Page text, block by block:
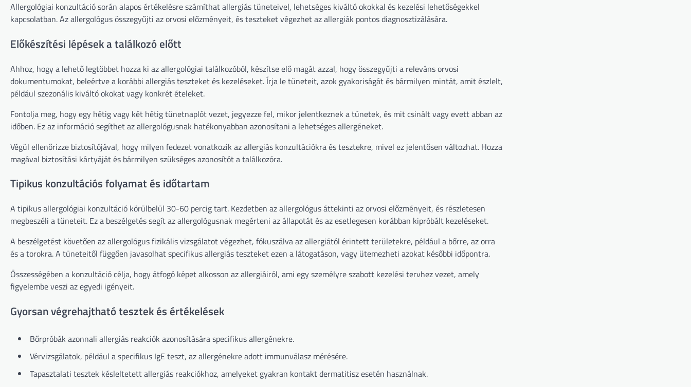
Allergológiai konzultáció során alapos értékelésre számíthat allergiás tüneteivel, lehetséges kiváltó okokkal és kezelési lehetőségekkel
kapcsolatban. Az allergológus összegyűjti az orvosi előzményeit, és teszteket végezhet az allergiák pontos diagnosztizálására.
Előkészítési lépések a találkozó előtt
Ahhoz, hogy a lehető legtöbbet hozza ki az allergológiai találkozóból, készítse elő magát azzal, hogy összegyűjti a releváns orvosi
dokumentumokat, beleértve a korábbi allergiás teszteket és kezeléseket. Írja le tüneteit, azok gyakoriságát és bármilyen mintát, amit észlelt,
például szezonális kiváltó okokat vagy konkrét ételeket.
Fontolja meg, hogy egy hétig vagy két hétig tünetnaplót vezet, jegyezze fel, mikor jelentkeznek a tünetek, és mit csinált vagy evett abban az
időben. Ez az információ segíthet az allergológusnak hatékonyabban azonosítani a lehetséges allergéneket.
Végül ellenőrizze biztosítójával, hogy milyen fedezet vonatkozik az allergiás konzultációkra és tesztekre, mivel ez jelentősen változhat. Hozza
magával biztosítási kártyáját és bármilyen szükséges azonosítót a találkozóra.
Tipikus konzultációs folyamat és időtartam
A tipikus allergológiai konzultáció körülbelül 30-60 percig tart. Kezdetben az allergológus áttekinti az orvosi előzményeit, és részletesen
megbeszéli a tüneteit. Ez a beszélgetés segít az allergológusnak megérteni az állapotát és az esetlegesen korábban kipróbált kezeléseket.
A beszélgetést követően az allergológus fizikális vizsgálatot végezhet, fókuszálva az allergiától érintett területekre, például a bőrre, az orra
és a torokra. A tüneteitől függően javasolhat specifikus allergiás teszteket ezen a látogatáson, vagy ütemezheti azokat későbbi időpontra.
Összességében a konzultáció célja, hogy átfogó képet alkosson az allergiáiról, ami egy személyre szabott kezelési tervhez vezet, amely
figyelembe veszi az egyedi igényeit.
Gyorsan végrehajtható tesztek és értékelések
Bőrpróbák azonnali allergiás reakciók azonosítására specifikus allergénekre.
Vérvizsgálatok, például a specifikus IgE teszt, az allergénekre adott immunválasz mérésére.
Tapasztalati tesztek késleltetett allergiás reakciókhoz, amelyeket gyakran kontakt dermatitisz esetén használnak.